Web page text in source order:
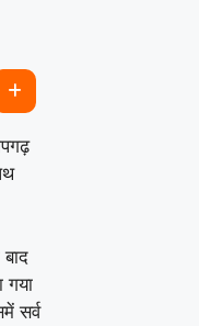
गया
सर्व